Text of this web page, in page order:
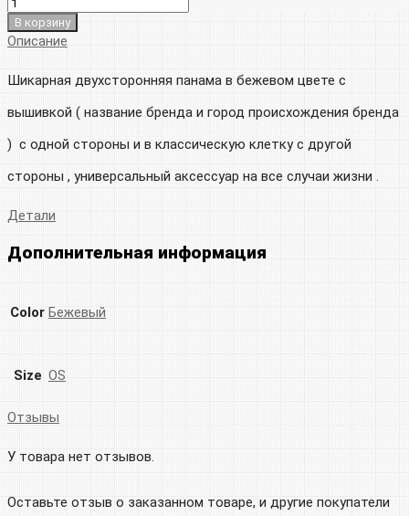
В корзину
Описание
Шикарная двухсторонняя панама в бежевом цвете с
вышивкой ( название бренда и город происхождения бренда
) с одной стороны и в классическую клетку с другой
стороны , универсальный аксессуар на все случаи жизни .
Детали
Дополнительная информация
Color Бежевый
Size OS
Отзывы
У товара нет отзывов.
Оставьте отзыв о заказанном товаре, и другие покупатели